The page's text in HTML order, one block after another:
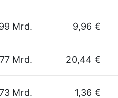
Mrd. 9,96 €
Mrd. 20,44 €
Mrd. 1,36 €